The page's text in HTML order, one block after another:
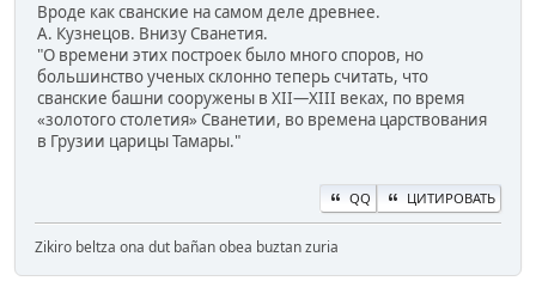
Вроде как сванские на самом деле древнее.
А. Кузнецов. Внизу Сванетия.
"О времени этих построек было много споров, но
большинство ученых склонно теперь считать, что
сванские башни сооружены в XII—XIII веках, по время
«золотого столетия» Сванетии, во времена царствования
в Грузии царицы Тамары."
QQ ЦИТИРОВАТЬ
Zikiro beltza ona dut bañan obea buztan zuria